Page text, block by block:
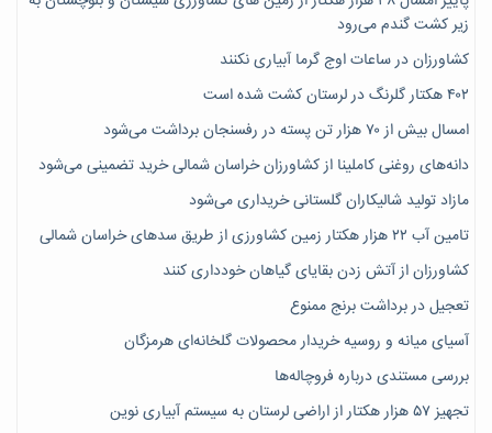
زیر کشت گندم می‌رود
کشاورزان در ساعات اوج گرما آبیاری نکنند
۴۰۲ هکتار گلرنگ در لرستان کشت شده است
امسال بیش از ۷۰ هزار تن پسته در رفسنجان برداشت می‌شود
دانه‌های روغنی کاملینا از کشاورزان خراسان شمالی خرید تضمینی می‌شود
مازاد تولید شالیکاران گلستانی خریداری می‌شود
تامین آب ۲۲ هزار هکتار زمین کشاورزی از طریق سدهای خراسان شمالی
کشاورزان از آتش زدن بقایای گیاهان خودداری کنند
تعجیل در برداشت برنج ممنوع
آسیای میانه و روسیه خریدار محصولات گلخانه‌ای هرمزگان
بررسی مستندی درباره فروچاله‌ها
تجهیز ۵۷ هزار هکتار از اراضی لرستان به سیستم آبیاری نوین